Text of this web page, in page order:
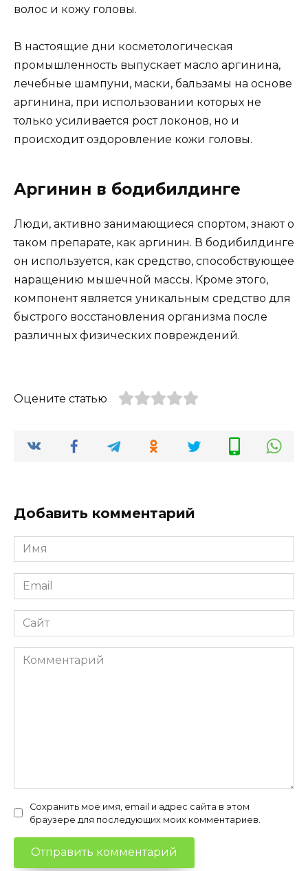
волос и кожу головы.
В настоящие дни косметологическая
промышленность выпускает масло аргинина,
лечебные шампуни, маски, бальзамы на основе
аргинина, при использовании которых не
только усиливается рост локонов, но и
происходит оздоровление кожи головы.
Аргинин в бодибилдинге
Люди, активно занимающиеся спортом, знают о
таком препарате, как аргинин. В бодибилдинге
он используется, как средство, способствующее
наращению мышечной массы. Кроме этого,
компонент является уникальным средство для
быстрого восстановления организма после
различных физических повреждений.
Оцените статью
Добавить комментарий
Имя
*
Email
*
Сайт
Комментарий
Сохранить моё имя, email и адрес сайта в этом
браузере для последующих моих комментариев.